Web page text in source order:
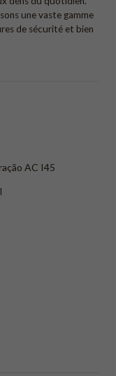
une vaste gamme
de sécurité et bien
AC I45